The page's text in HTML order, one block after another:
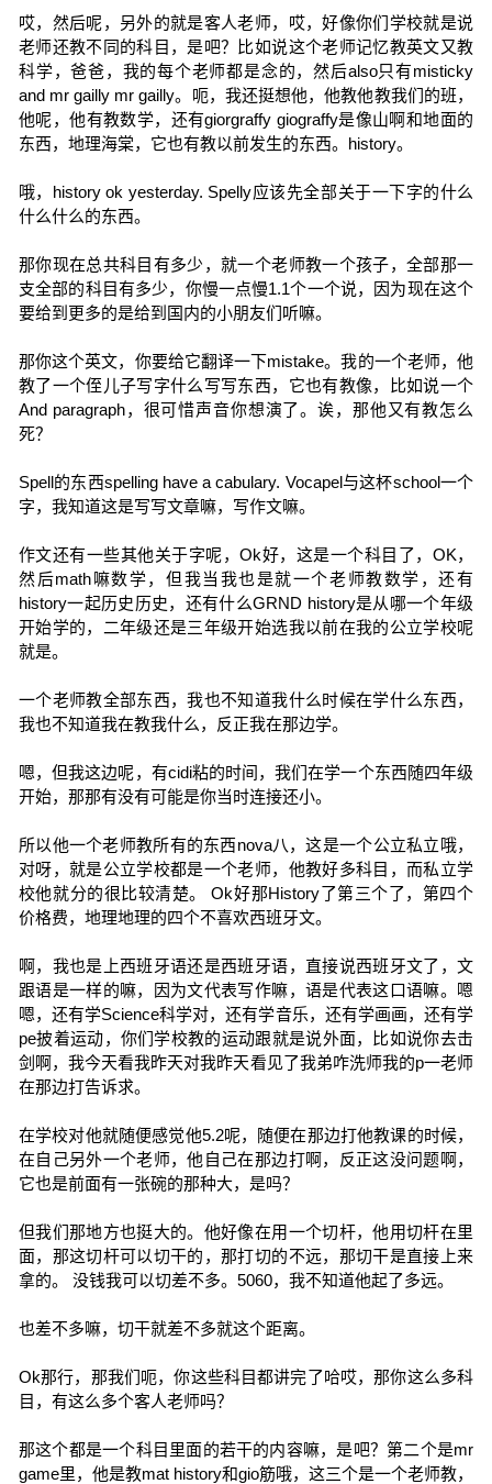
哎，然后呢，另外的就是客人老师，哎，好像你们学校就是说
老师还教不同的科目，是吧？比如说这个老师记忆教英文又教
科学，爸爸，我的每个老师都是念的，然后also只有misticky
and mr gailly mr gailly。呃，我还挺想他，他教他教我们的班，
他呢，他有教数学，还有giorgraffy giograffy是像山啊和地面的
东西，地理海棠，它也有教以前发生的东西。history。
哦，history ok yesterday. Spelly应该先全部关于一下字的什么
什么什么的东西。
那你现在总共科目有多少，就一个老师教一个孩子，全部那一
支全部的科目有多少，你慢一点慢1.1个一个说，因为现在这个
要给到更多的是给到国内的小朋友们听嘛。
那你这个英文，你要给它翻译一下mistake。我的一个老师，他
教了一个侄儿子写字什么写写东西，它也有教像，比如说一个
And paragraph，很可惜声音你想演了。诶，那他又有教怎么
死？
Spell的东西spelling have a cabulary. Vocapel与这杯school一个
字，我知道这是写写文章嘛，写作文嘛。
作文还有一些其他关于字呢，Ok好，这是一个科目了，OK，
然后math嘛数学，但我当我也是就一个老师教数学，还有
history一起历史历史，还有什么GRND history是从哪一个年级
开始学的，二年级还是三年级开始选我以前在我的公立学校呢
就是。
一个老师教全部东西，我也不知道我什么时候在学什么东西，
我也不知道我在教我什么，反正我在那边学。
嗯，但我这边呢，有cidi粘的时间，我们在学一个东西随四年级
开始，那那有没有可能是你当时连接还小。
所以他一个老师教所有的东西nova八，这是一个公立私立哦，
对呀，就是公立学校都是一个老师，他教好多科目，而私立学
校他就分的很比较清楚。 Ok好那History了第三个了，第四个
价格费，地理地理的四个不喜欢西班牙文。
啊，我也是上西班牙语还是西班牙语，直接说西班牙文了，文
跟语是一样的嘛，因为文代表写作嘛，语是代表这口语嘛。嗯
嗯，还有学Science科学对，还有学音乐，还有学画画，还有学
pe披着运动，你们学校教的运动跟就是说外面，比如说你去击
剑啊，我今天看我昨天对我昨天看见了我弟咋洗师我的p一老师
在那边打告诉求。
在学校对他就随便感觉他5.2呢，随便在那边打他教课的时候，
在自己另外一个老师，他自己在那边打啊，反正这没问题啊，
它也是前面有一张碗的那种大，是吗？
但我们那地方也挺大的。他好像在用一个切杆，他用切杆在里
面，那这切杆可以切干的，那打切的不远，那切干是直接上来
拿的。 没钱我可以切差不多。5060，我不知道他起了多远。
也差不多嘛，切干就差不多就这个距离。
Ok那行，那我们呃，你这些科目都讲完了哈哎，那你这么多科
目，有这么多个客人老师吗？
那这个都是一个科目里面的若干的内容嘛，是吧？第二个是mr
game里，他是教mat history和gio筋哦，这三个是一个老师教，